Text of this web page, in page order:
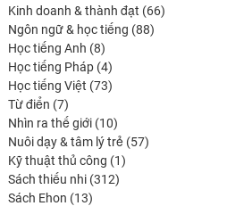
produits
Kinh doanh & thành đạt 6666
Ngôn ngữ & học tiếng 8888
Học tiếng Anh 88
produits
Học tiếng Pháp 44
produits
Học tiếng Việt 7373
Từ điển 77
produits
Nhìn ra thế giới 1010
produits
Nuôi dạy & tâm lý trẻ 5757
Kỹ thuật thủ công 11
Sách thiếu nhi 312312
Sách Ehon 1313